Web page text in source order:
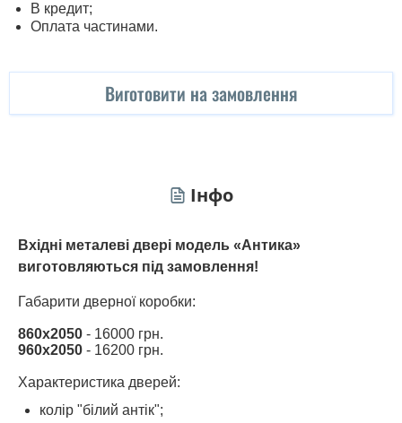
В кредит;
Оплата частинами.
Виготовити на замовлення
Інфо
Вхідні металеві двері модель «Антика»
виготовляються під замовлення!
Габарити дверної коробки:
860х2050 - 16000 грн.
960х2050 - 16200 грн.
Характеристика дверей:
колір "білий антік";